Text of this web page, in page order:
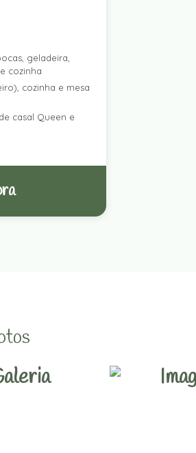
geladeira,
cozinha
cozinha e mesa
casal Queen e